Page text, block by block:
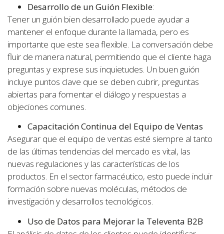
Desarrollo de un Guión Flexible:
Tener un guión bien desarrollado puede ayudar a
mantener el enfoque durante la llamada, pero es
importante que este sea flexible. La conversación debe
fluir de manera natural, permitiendo que el cliente haga
preguntas y exprese sus inquietudes. Un buen guión
incluye puntos clave que se deben cubrir, preguntas
abiertas para fomentar el diálogo y respuestas a
objeciones comunes.
Capacitación Continua del Equipo de Ventas
Asegurar que el equipo de ventas esté siempre al tanto
de las últimas tendencias del mercado es vital, las
nuevas regulaciones y las características de los
productos. En el sector farmacéutico, esto puede incluir
formación sobre nuevas moléculas, métodos de
investigación y desarrollos tecnológicos.
Uso de Datos para Mejorar la Televenta B2B